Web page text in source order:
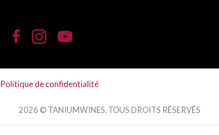
Politique de confidentialité
2026 © TANIUMWINES. TOUS DROITS RÉSERVÉS